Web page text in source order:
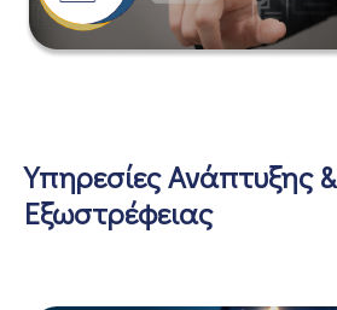
Υπηρεσίες Ανάπτυξης &
Εξωστρέφειας